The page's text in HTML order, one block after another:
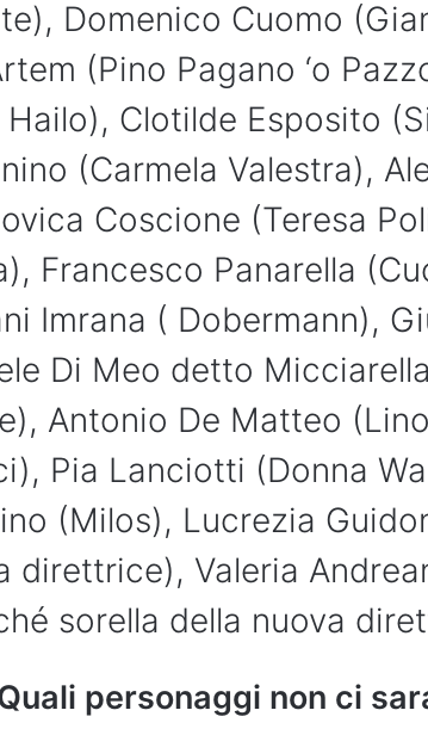
Domenico Cuomo
(Pino Pagano ‘o
Clotilde Esposito
(Carmela Valestra),
Coscione (Teresa
Francesco Panarella
Imrana ( Dobermann),
Di Meo detto
Antonio De Matteo
Pia Lanciotti (Donna
(Milos), Lucrezia
direttrice), Valeria
sorella della nuova
personaggi non ci